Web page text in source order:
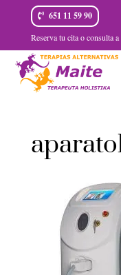
651 11 59 90
Reserva tu cita o consulta